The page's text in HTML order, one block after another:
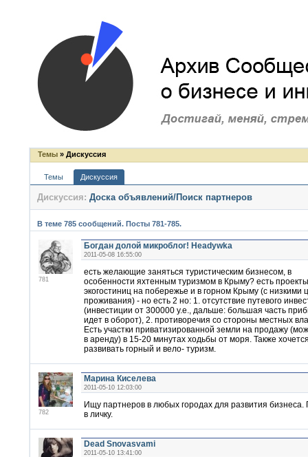
Темы » Дискуссия
Темы Дискуссия
Дискуссия: Доска объявлений/Поиск партнеров
В теме 785 сообщений. Посты 781-785.
781
Богдан долой микроблог! Headywka
2011-05-08 16:55:00
есть желающие заняться туристическим бизнесом, в
особенности яхтенным туризмом в Крыму? есть
экогостиниц на побережье и в горном Крыму (с низкими
проживания) - но есть 2 но: 1. отсутствие путевого
(инвестиции от 300000 у.е., дальше: большая часть
идет в оборот), 2. противоречия со стороны местных
Есть участки приватизированной земли на продажу
в аренду) в 15-20 минутах ходьбы от моря. Также
развивать горный и вело- туризм.
782
Марина Киселева
2011-05-10 12:03:00
Ищу партнеров в любых городах для развития
в личку.
Dead Snovasvami
2011-05-10 13:41:00